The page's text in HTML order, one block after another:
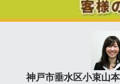
神戸市垂水区小束山